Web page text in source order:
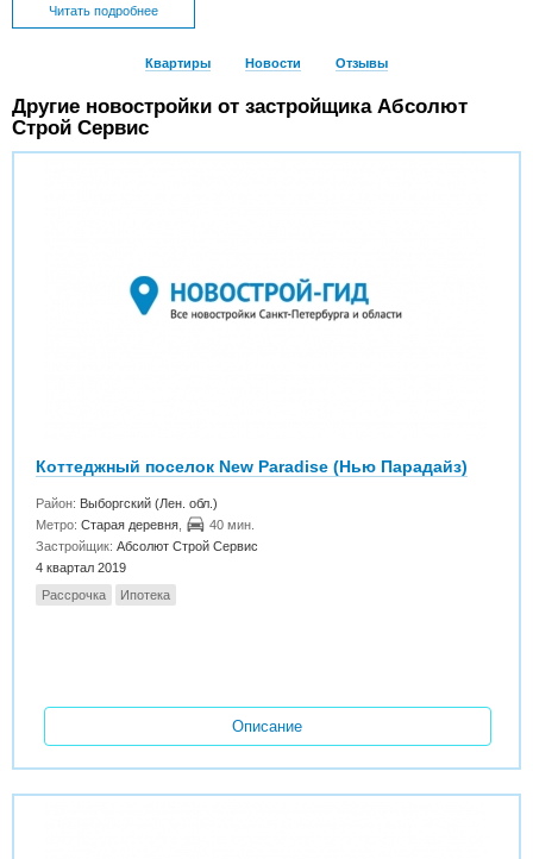
Читать подробнее
Квартиры Новости Отзывы
Другие новостройки от застройщика Абсолют
Строй Сервис
Коттеджный поселок New Paradise (Нью Парадайз)
Район: Выборгский (Лен. обл.)
Метро: Старая деревня
40 мин.
Застройщик:Абсолют Строй Сервис
4 квартал 2019
Рассрочка
Ипотека
Описание